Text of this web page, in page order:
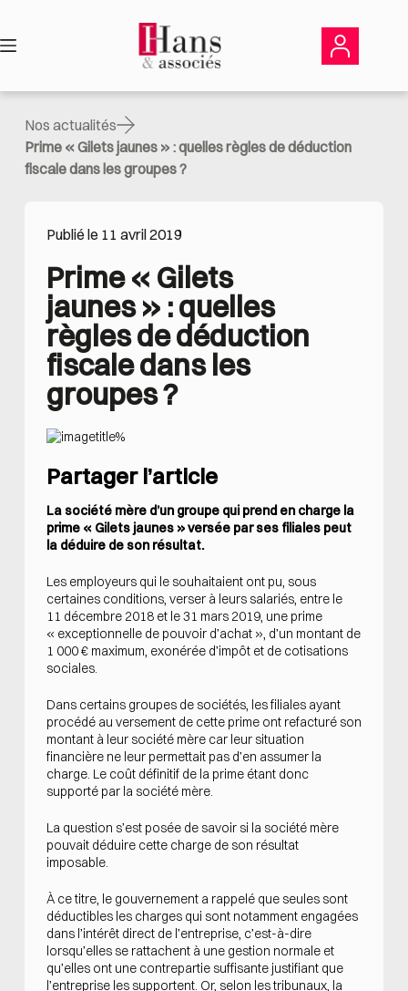
contenu
Nos actualités
Prime « Gilets jaunes » : quelles règles de déduction
fiscale dans les groupes ?
Publié le 11 avril 2019
Prime « Gilets
jaunes » : quelles
règles de déduction
fiscale dans les
groupes ?
Partager l’article
La société mère d’un groupe qui prend en charge la
prime « Gilets jaunes » versée par ses filiales peut
la déduire de son résultat.
Les employeurs qui le souhaitaient ont pu, sous
certaines conditions, verser à leurs salariés, entre le
11 décembre 2018 et le 31 mars 2019, une prime
« exceptionnelle de pouvoir d’achat », d’un montant de
1 000 € maximum, exonérée d’impôt et de cotisations
sociales.
Dans certains groupes de sociétés, les filiales ayant
procédé au versement de cette prime ont refacturé son
montant à leur société mère car leur situation
financière ne leur permettait pas d’en assumer la
charge. Le coût définitif de la prime étant donc
supporté par la société mère.
La question s’est posée de savoir si la société mère
pouvait déduire cette charge de son résultat
imposable.
À ce titre, le gouvernement a rappelé que seules sont
déductibles les charges qui sont notamment engagées
dans l’intérêt direct de l’entreprise, c’est-à-dire
lorsqu’elles se rattachent à une gestion normale et
qu’elles ont une contrepartie suffisante justifiant que
l’entreprise les supportent. Or, selon les tribunaux, la